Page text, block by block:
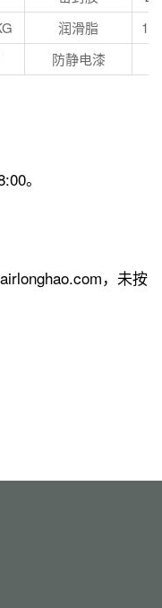
润滑脂
100
防静电漆
。
，未按